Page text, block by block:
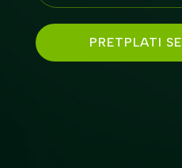
PRETPLATI SE